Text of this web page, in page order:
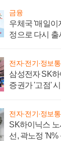
금융
우체국 '매일이
정으로 다시 출
전자·전기·정보
삼성전자 SK
증권가 '고점'
전자·전기·정보
SK하이닉스
선, 곽노정 'N%